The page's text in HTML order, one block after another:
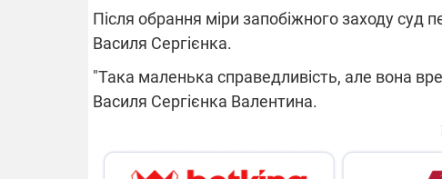
Після обрання міри запобіжного заходу суд
Василя Сергієнка.
"Така маленька справедливість, але вона
Василя Сергієнка Валентина.
"Машинерію